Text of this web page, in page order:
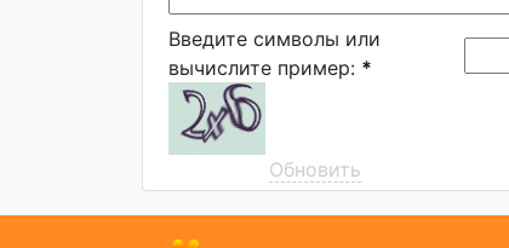
Введите символы или
вычислите пример: *
Обновить